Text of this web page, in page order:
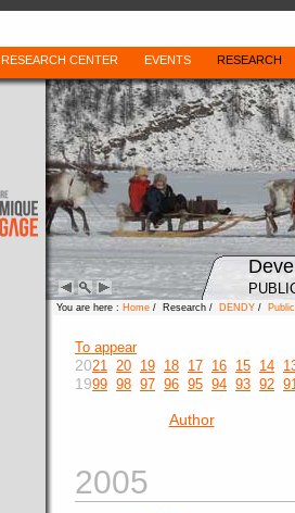
RESEARCH CENTER EVENTS RESEARCH
You are here : Home / Research / DENDY /
To appear
2021 20 19 18 17 16 15 14
1999 98 97 96 95 94 93 92
Author
2005